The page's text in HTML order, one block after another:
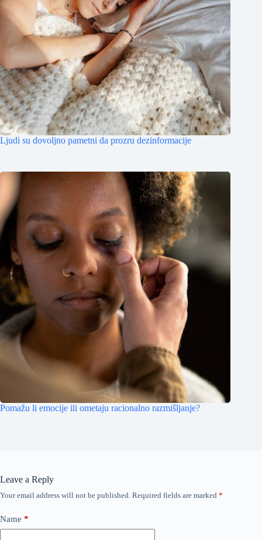
Ljudi su dovoljno pametni da prozru dezinformacije
Pomažu li emocije ili ometaju racionalno razmišljanje?
Leave a Reply
Your email address will not be published. Required fields are marked *
Name *